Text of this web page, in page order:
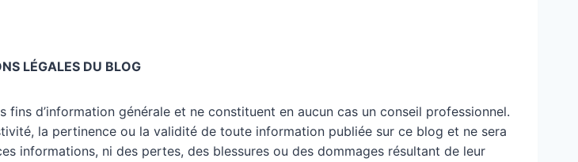
LÉGALES DU BLOG
d’information générale et ne constituent en aucun cas un conseil professionnel.
la pertinence ou la validité de toute information publiée sur ce blog et ne sera
informations, ni des pertes, des blessures ou des dommages résultant de leur